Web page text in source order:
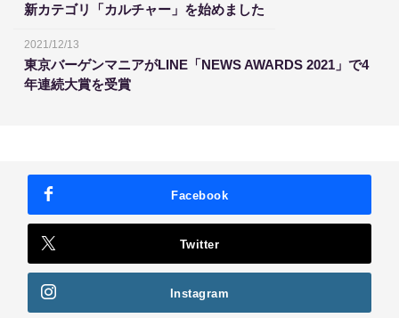
新カテゴリ「カルチャー」を始めました
2021/12/13
東京バーゲンマニアがLINE「NEWS AWARDS 2021」で4
年連続大賞を受賞
Facebook
Twitter
Instagram